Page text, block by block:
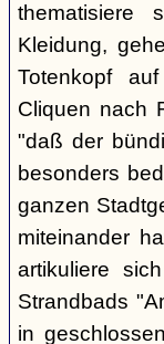
thematisiere
Kleidung,
Totenkopf
Cliquen nach
"daß der
besonders
ganzen
miteinander
artikuliere
Strandbads
in